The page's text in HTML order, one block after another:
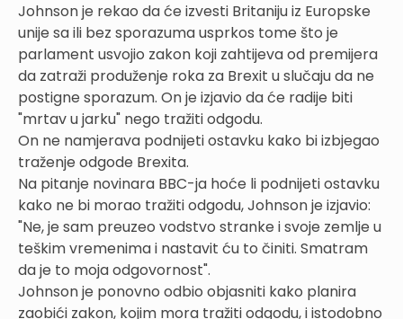
Johnson je rekao da će izvesti Britaniju iz Europske
unije sa ili bez sporazuma usprkos tome što je
parlament usvojio zakon koji zahtijeva od premijera
da zatraži produženje roka za Brexit u slučaju da ne
postigne sporazum. On je izjavio da će radije biti
"mrtav u jarku" nego tražiti odgodu.
On ne namjerava podnijeti ostavku kako bi izbjegao
traženje odgode Brexita.
Na pitanje novinara BBC-ja hoće li podnijeti ostavku
kako ne bi morao tražiti odgodu, Johnson je izjavio:
"Ne, je sam preuzeo vodstvo stranke i svoje zemlje u
teškim vremenima i nastavit ću to činiti. Smatram
da je to moja odgovornost".
Johnson je ponovno odbio objasniti kako planira
zaobići zakon, kojim mora tražiti odgodu, i istodobno